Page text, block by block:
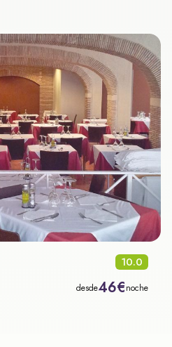
10.0
desde46€noche